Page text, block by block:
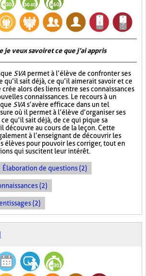
je veux savoir et ce que j’ai appris
SVA permet à l’élève de confronter ses
qu’il sait déjà, ce qu’il aimerait savoir et ce
crée alors des liens entre ses connaissances
connaissances. Le recours à un
SVA s’avère efficace dans un tel
où il permet à l’élève d’organiser ses
qu’il sait déjà, de ce qui pique sa
découvre au cours de la leçon. Cette
à l’enseignant de découvrir les
élèves pour pouvoir les corriger, tout en
qui suscitent leur intérêt.
Élaboration de questions (2)
(2)
(2)